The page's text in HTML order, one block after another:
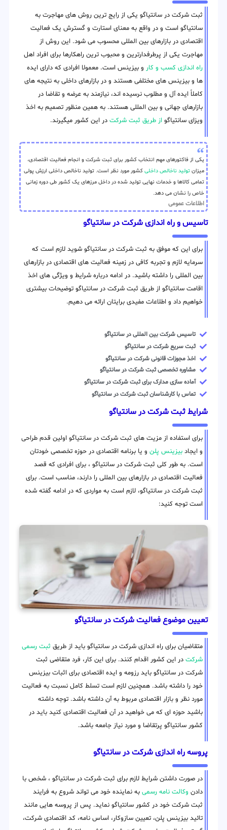
ثبت شرکت در سانتیاگو یکی از رایج ترین روش های مهاجرت به
سانتیاگو است و در واقع به معنای استارت و گسترش یک فعالیت
اقتصادی در بازارهای بین المللی محسوب می شود. این روش از
مهاجرت یکی از پرطرفدارترین و محبوب ترین راهکارها برای افراد اهل
راه اندازی کسب و کار و بیزینس است. معمولا افرادی که دارای ایده
ها و بیزینس های مختلفی هستند و در بازارهای داخلی به نتیجه های
کاملاً ایده آل و مطلوب نرسیده اند، نیازمند به عرضه و تقاضا در
بازارهای جهانی و بین المللی هستند. به همین منظور تصمیم به اخذ
ویزای سانتیاگو از طریق ثبت شرکت در این کشور میگیرند.
یکی از فاکتورهای مهم انتخاب کشور برای ثبت شرکت و انجام فعالیت اقتصادی،
میزان تولید ناخالص داخلی کشور مورد نظر است. تولید ناخالص داخلی ارزش پولی
تمامی کالاها و خدمات نهایی تولید شده در داخل مرزهای یک کشور طی دوره زمانی
خاص را نشان می دهد.
اطلاعات عمومی
تاسیس و راه اندازی شرکت در سانتیاگو
برای این که موفق به ثبت شرکت در سانتیاگو شوید لازم است که
سرمایه لازم و تجربه کافی در زمینه فعالیت های اقتصادی در بازارهای
بین المللی را داشته باشید. در ادامه درباره شرایط و ویژگی های اخذ
اقامت سانتیاگو از طریق ثبت شرکت در سانتیاگو توضیحات بیشتری
خواهیم داد و اطلاعات مفیدی برایتان ارائه می دهیم.
تاسیس شرکت بین المللی در سانتیاگو
ثبت سریع شرکت در سانتیاگو
اخذ مجوزات قانونی شرکت در سانتیاگو
مشاوره تخصصی ثبت شرکت در سانتیاگو
آماده سازی مدارک برای ثبت شرکت در سانتیاگو
تماس با کارشناسان ثبت شرکت در سانتیاگو
شرایط ثبت شرکت در سانتیاگو
برای استفاده از مزیت های ثبت شرکت در سانتیاگو اولین قدم طراحی
و ایجاد بیزینس پلن و یا برنامه اقتصادی در حوزه تخصصی خودتان
است. به طور کلی ثبت شرکت در سانتیاگو ، برای افرادی که قصد
فعالیت اقتصادی در بازارهای بین المللی را دارند، مناسب است. برای
ثبت شرکت در سانتیاگو، لازم است به مواردی که در ادامه گفته شده
است توجه کنید:
تعیین موضوع فعالیت شرکت در سانتیاگو
متقاضیان برای راه اندازی شرکت در سانتیاگو باید از طریق ثبت رسمی
شرکت در این کشور اقدام کنند. برای این کار، فرد متقاضی ثبت
شرکت در سانتیاگو باید رزومه و ایده اقتصادی برای اثبات بیزینس
خود را داشته باشد. همچنین لازم است تسلط کامل نسبت به فعالیت
مورد نظر و بازار اقتصادی مربوط به آن داشته باشد. توجه داشته
باشید حوزه ای که می خواهید در آن فعالیت اقتصادی کنید باید در
کشور سانتیاگو پرتقاضا و مورد نیاز جامعه باشد.
پروسه راه اندازی شرکت در سانتیاگو
در صورت داشتن شرایط لازم برای ثبت شرکت در سانتیاگو ، شخص با
دادن وکالت نامه رسمی به نماینده خود می تواند شروع به فرایند
ثبت شرکت خود در کشور سانتیاگو نماید. پس از پروسه هایی مانند
تائید بیزینس پلن، تعیین سازوکار، اساس نامه، کد اقتصادی شرکت،